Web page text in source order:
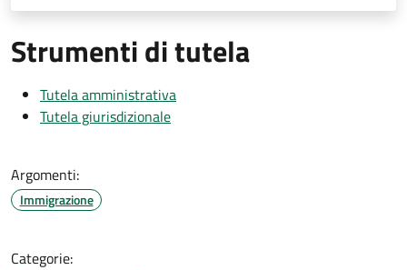
Strumenti di tutela
Tutela amministrativa
Tutela giurisdizionale
Argomenti:
Immigrazione
Categorie: